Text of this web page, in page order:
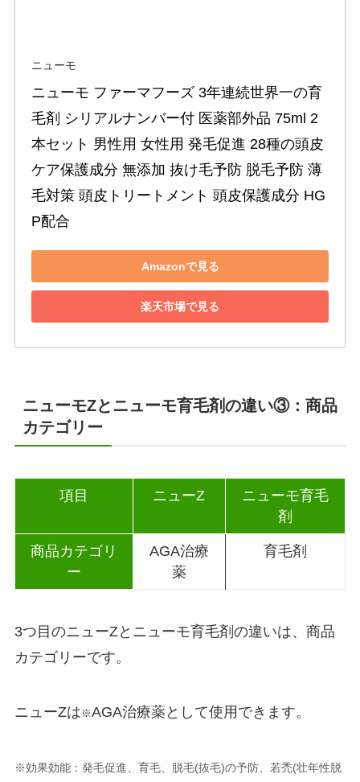
ニューモ
ニューモ ファーマフーズ 3年連続世界一の育
毛剤 シリアルナンバー付 医薬部外品 75ml 2
本セット 男性用 女性用 発毛促進 28種の頭皮
ケア保護成分 無添加 抜け毛予防 脱毛予防 薄
毛対策 頭皮トリートメント 頭皮保護成分 HG
P配合
Amazonで見る
楽天市場で見る
ニューモZとニューモ育毛剤の違い③：商品
カテゴリー
項目 ニューZ
ニューモ育毛
剤
商品カテゴリ
ー
AGA治療
薬
育毛剤
3つ目のニューZとニューモ育毛剤の違いは、商品
カテゴリーです。
ニューZは ※AGA治療薬として使用できます。
※効果効能：発毛促進、育毛、脱毛(抜毛)の予防、若禿(壮年性脱